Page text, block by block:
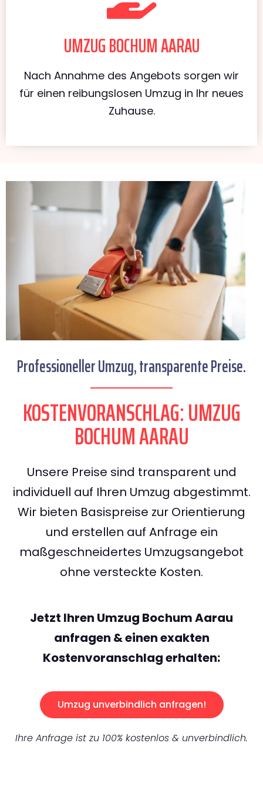
UMZUG BOCHUM AARAU
Nach Annahme des Angebots sorgen wir
für einen reibungslosen Umzug in Ihr neues
Zuhause.
Professioneller Umzug, transparente Preise.
KOSTENVORANSCHLAG: UMZUG
BOCHUM AARAU
Unsere Preise sind transparent und
individuell auf Ihren Umzug abgestimmt.
Wir bieten Basispreise zur Orientierung
und erstellen auf Anfrage ein
maßgeschneidertes Umzugsangebot
ohne versteckte Kosten.
Jetzt Ihren Umzug Bochum Aarau
anfragen & einen exakten
Kostenvoranschlag erhalten:
Umzug unverbindlich anfragen!
Ihre Anfrage ist zu 100% kostenlos & unverbindlich.